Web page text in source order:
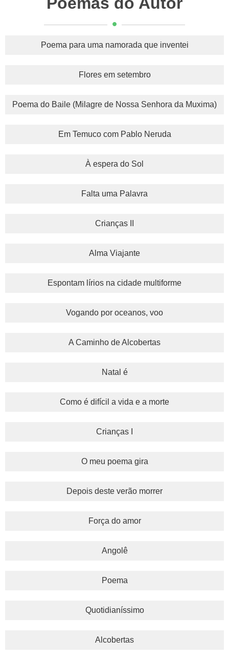
Poema para uma namorada que inventei
Flores em setembro
Poema do Baile (Milagre de Nossa Senhora da Muxima)
Em Temuco com Pablo Neruda
À espera do Sol
Falta uma Palavra
Crianças II
Alma Viajante
Espontam lírios na cidade multiforme
Vogando por oceanos, voo
A Caminho de Alcobertas
Natal é
Como é difícil a vida e a morte
Crianças I
O meu poema gira
Depois deste verão morrer
Força do amor
Angolê
Poema
Quotidianíssimo
Alcobertas